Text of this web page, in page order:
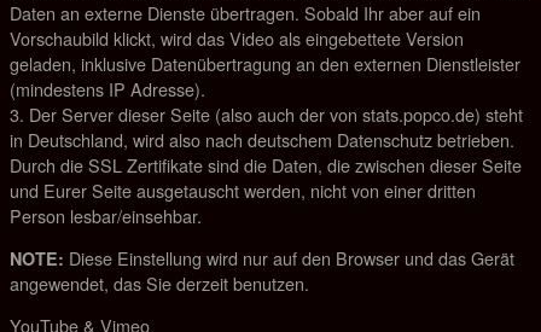
Daten an externe Dienste übertragen. Sobald Ihr aber auf ein
Vorschaubild klickt, wird das Video als eingebettete Version
geladen, inklusive Datenübertragung an den externen Dienstleister
(mindestens IP Adresse).
3. Der Server dieser Seite (also auch der von stats.popco.de) steht
in Deutschland, wird also nach deutschem Datenschutz betrieben.
Durch die SSL Zertifikate sind die Daten, die zwischen dieser Seite
und Eurer Seite ausgetauscht werden, nicht von einer dritten
Person lesbar/einsehbar.
NOTE: Diese Einstellung wird nur auf den Browser und das Gerät
angewendet, das Sie derzeit benutzen.
YouTube & Vimeo